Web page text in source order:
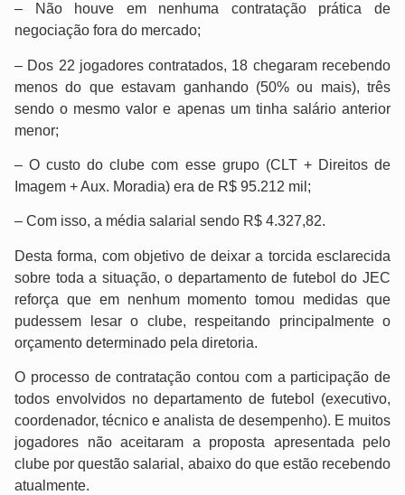
– Não houve em nenhuma contratação prática de
negociação fora do mercado;
– Dos 22 jogadores contratados, 18 chegaram recebendo
menos do que estavam ganhando (50% ou mais), três
sendo o mesmo valor e apenas um tinha salário anterior
menor;
– O custo do clube com esse grupo (CLT + Direitos de
Imagem + Aux. Moradia) era de R$ 95.212 mil;
– Com isso, a média salarial sendo R$ 4.327,82.
Desta forma, com objetivo de deixar a torcida esclarecida
sobre toda a situação, o departamento de futebol do JEC
reforça que em nenhum momento tomou medidas que
pudessem lesar o clube, respeitando principalmente o
orçamento determinado pela diretoria.
O processo de contratação contou com a participação de
todos envolvidos no departamento de futebol (executivo,
coordenador, técnico e analista de desempenho). E muitos
jogadores não aceitaram a proposta apresentada pelo
clube por questão salarial, abaixo do que estão recebendo
atualmente.